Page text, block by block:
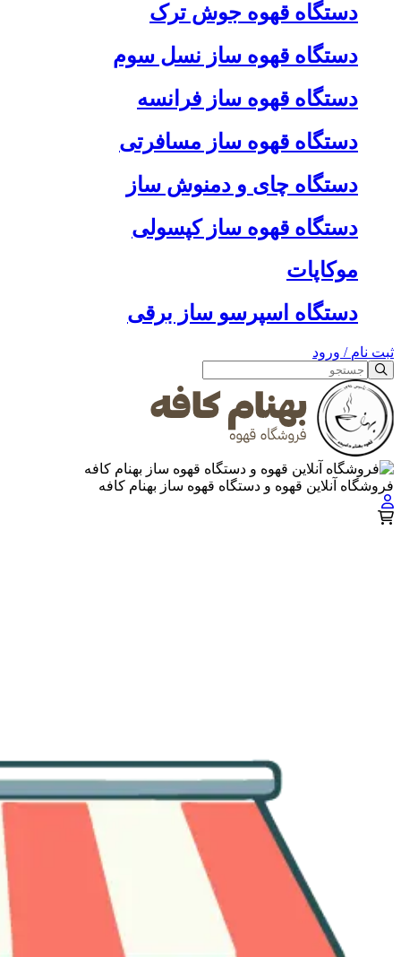
دستگاه قهوه جوش ترک
دستگاه قهوه ساز نسل سوم
دستگاه قهوه ساز فرانسه
دستگاه قهوه ساز مسافرتی
دستگاه چای و دمنوش ساز
دستگاه قهوه ساز کپسولی
موکاپات
دستگاه اسپرسو ساز برقی
ثبت نام / ورود
فروشگاه آنلاین قهوه و دستگاه قهوه ساز بهنام کافه
جستجو